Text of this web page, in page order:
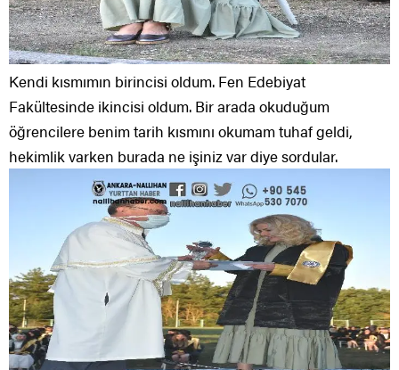
Kendi kısmımın birincisi oldum. Fen Edebiyat
Fakültesinde ikincisi oldum. Bir arada okuduğum
öğrencilere benim tarih kısmını okumam tuhaf geldi,
hekimlik varken burada ne işiniz var diye sordular.